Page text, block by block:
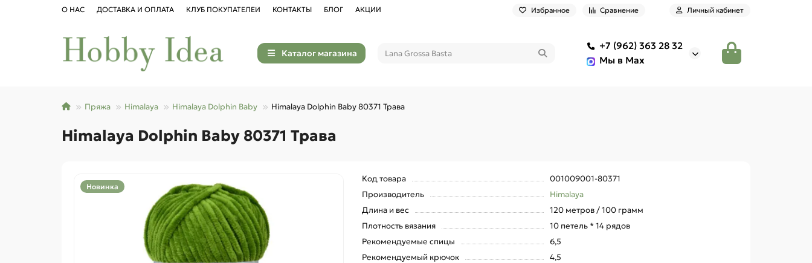
О НАС ДОСТАВКА И ОПЛАТА КЛУБ ПОКУПАТЕЛЕЙ КОНТАКТЫ БЛОГ АКЦИИ Избранное Сравнение Личный кабинет
Каталог магазина
+7 (962) 363 28 32
Мы в Max
Пряжа Himalaya Himalaya Dolphin Baby Himalaya Dolphin Baby 80371 Трава
Himalaya Dolphin Baby 80371 Трава
Новинка
Код товара
001009001-80371
Производитель
Himalaya
Длина и вес
120 метров / 100 грамм
Плотность вязания
10 петель * 14 рядов
Рекомендуемые спицы
6,5
Рекомендуемый крючок
4,5